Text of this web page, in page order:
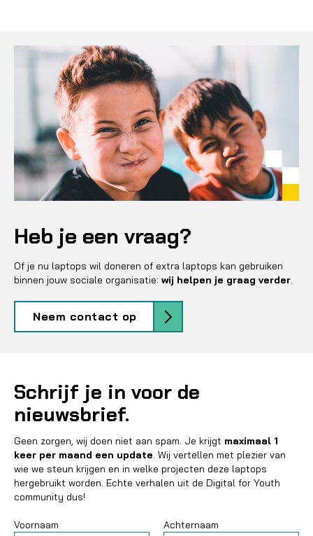
Heb je een vraag?
Of je nu laptops wil doneren of extra laptops kan gebruiken
binnen jouw sociale organisatie: wij helpen je graag verder.
Neem contact op
Schrijf je in voor de
nieuwsbrief.
Geen zorgen, wij doen niet aan spam. Je krijgt maximaal 1
keer per maand een update. Wij vertellen met plezier van
wie we steun krijgen en in welke projecten deze laptops
hergebruikt worden. Echte verhalen uit de Digital for Youth
community dus!
Voornaam Achternaam